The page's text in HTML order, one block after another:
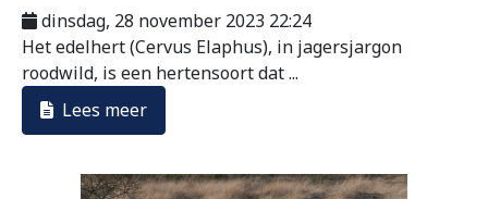
dinsdag, 28 november 2023 22:24
Het edelhert (Cervus Elaphus), in jagersjargon
roodwild, is een hertensoort dat ...
Lees meer